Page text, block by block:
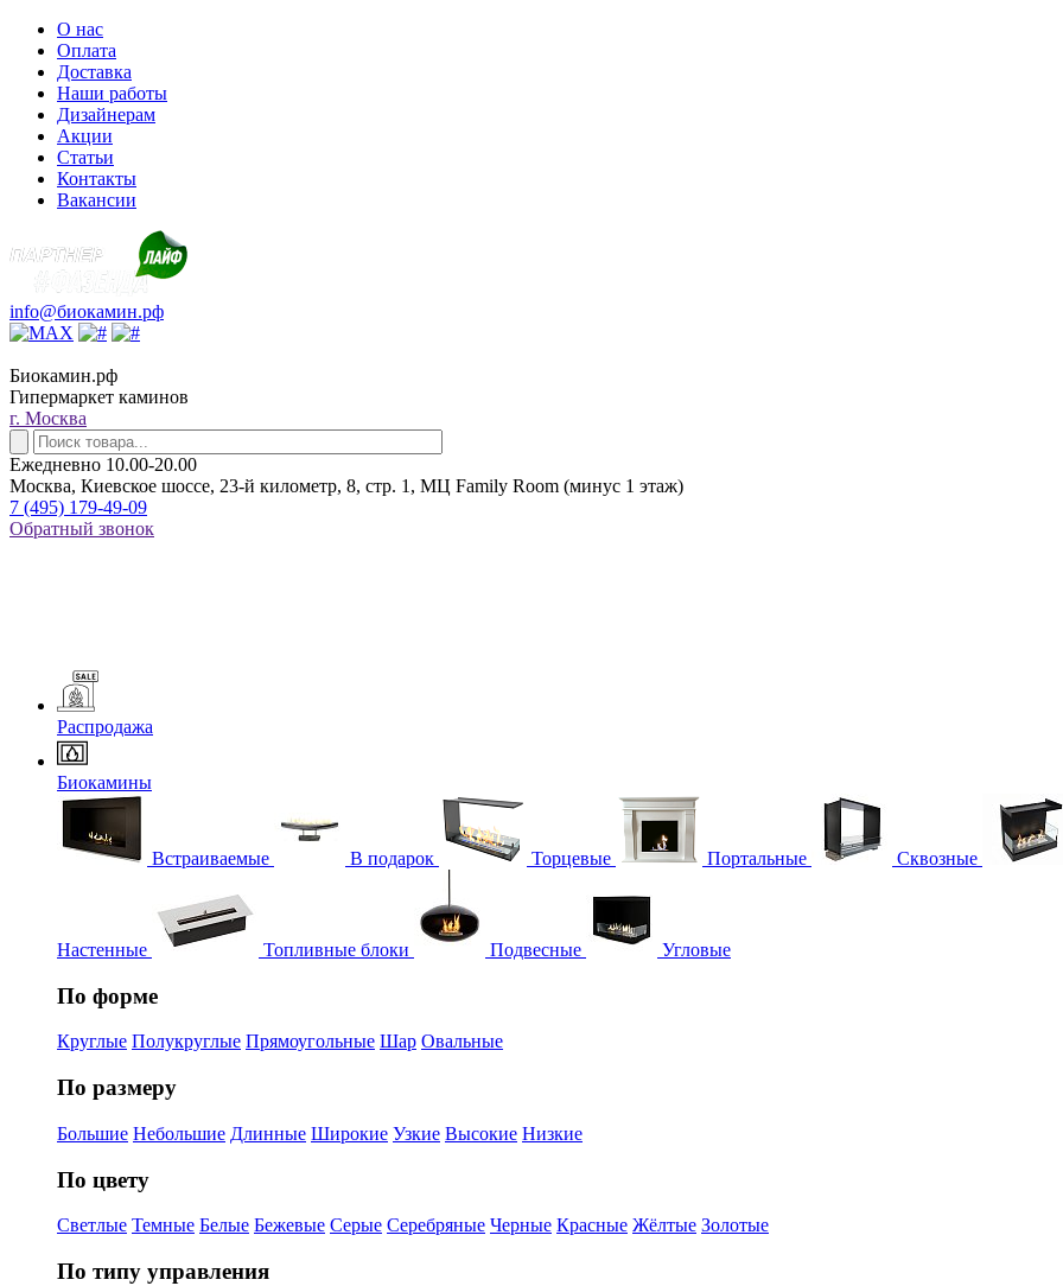
О нас
Оплата
Доставка
Наши работы
Дизайнерам
Акции
Статьи
Контакты
Вакансии
info@биокамин.рф
Биокамин.рф
Гипермаркет каминов
г. Москва
Ежедневно 10.00-20.00
Москва, Киевское шоссе, 23-й километр, 8, стр. 1, МЦ Family Room (минус 1 этаж)
7 (495) 179-49-09
Обратный звонок
Распродажа
Биокамины
Встраиваемые В подарок Торцевые Портальные Сквозные
Настенные Топливные блоки Подвесные Угловые
По форме
Круглые Полукруглые Прямоугольные Шар Овальные
По размеру
Большие Небольшие Длинные Широкие Узкие Высокие Низкие
По цвету
Светлые Темные Белые Бежевые Серые Серебряные Черные Красные Жёлтые Золотые
По типу управления